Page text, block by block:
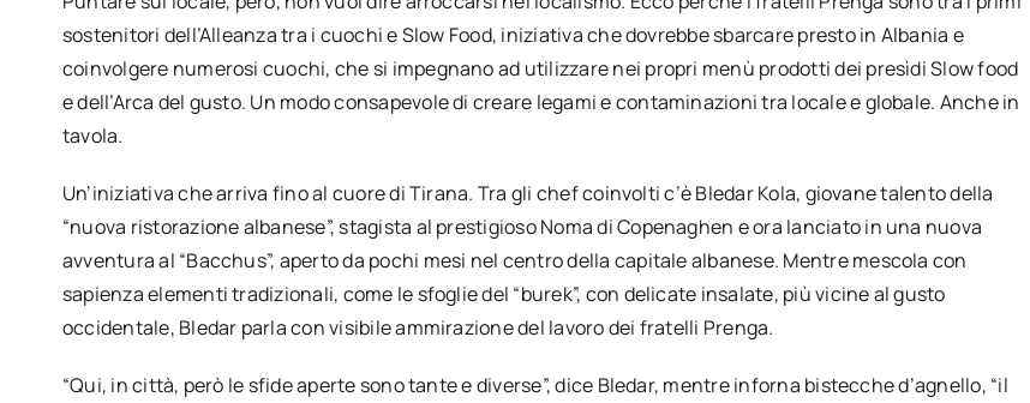
sostenitori dell’Alleanza tra i cuochi e Slow Food, iniziativa che dovrebbe sbarcare presto in Albania e
coinvolgere numerosi cuochi, che si impegnano ad utilizzare nei propri menù prodotti dei presìdi Slow food
e dell’Arca del gusto. Un modo consapevole di creare legami e contaminazioni tra locale e globale. Anche in
tavola.
Un’iniziativa che arriva fino al cuore di Tirana. Tra gli chef coinvolti c’è Bledar Kola, giovane talento della
“nuova ristorazione albanese”, stagista al prestigioso Noma di Copenaghen e ora lanciato in una nuova
avventura al “Bacchus”, aperto da pochi mesi nel centro della capitale albanese. Mentre mescola con
sapienza elementi tradizionali, come le sfoglie del “burek”, con delicate insalate, più vicine al gusto
occidentale, Bledar parla con visibile ammirazione del lavoro dei fratelli Prenga.
“Qui, in città, però le sfide aperte sono tante e diverse”, dice Bledar, mentre inforna bistecche d’agnello, “il